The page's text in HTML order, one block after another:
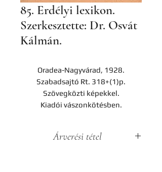
85. Erdélyi lexikon.
Szerkesztette: Dr. Osvát
Kálmán.
Oradea-Nagyvárad, 1928.
Szabadsajtó Rt. 318+(1)p.
Szövegközti képekkel.
Kiadói vászonkötésben.
Árverési tétel